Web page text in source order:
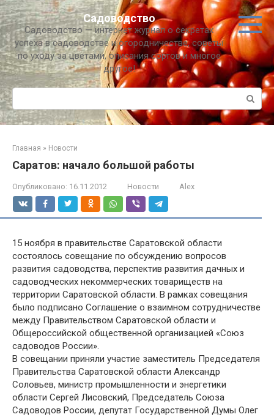
Перейти
к
контенту
Садоводство
Садоводство — интернет журнал о секретах
успеха в садоводстве и огородничестве, советы
по уходу за цветами, описания сортов и многое
другое!
Поиск:
Главная » Новости
Саратов: начало большой работы
Опубликовано: 16.11.2012 Новости Alex
15 ноября в правительстве Саратовской области
состоялось совещание по обсуждению вопросов
развития садоводства, перспектив развития дачных и
садоводческих некоммерческих товариществ на
территории Саратовской области. В рамках совещания
было подписано Соглашение о взаимном сотрудничестве
между Правительством Саратовской области и
Общероссийской общественной организацией «Союз
садоводов России».
В совещании приняли участие заместитель Председателя
Правительства Саратовской области Александр
Соловьев, министр промышленности и энергетики
области Сергей Лисовский, Председатель Союза
Садоводов России, депутат Государственной Думы Олег